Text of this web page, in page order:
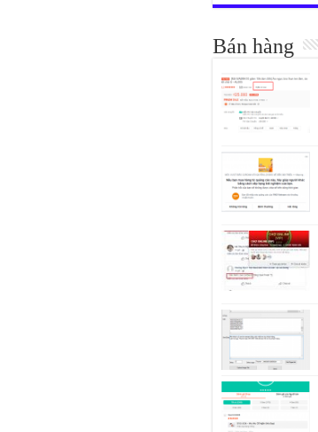
Bán hàng